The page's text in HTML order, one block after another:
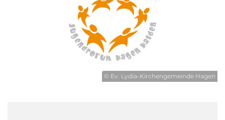
© Ev. Lydia-Kirchengemeinde Hagen